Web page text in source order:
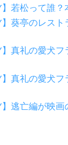
】若松って誰？
】葵亭のレス
】真礼の愛犬
】真礼の愛犬
】逃亡編が映